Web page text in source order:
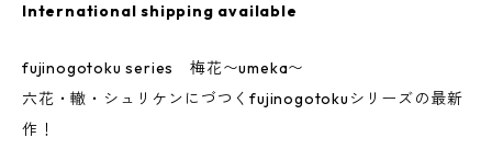
International shipping available
fujinogotoku series 梅花〜umeka〜
六花・轍・シュリケンにづつくfujinogotokuシリーズの最新
作！